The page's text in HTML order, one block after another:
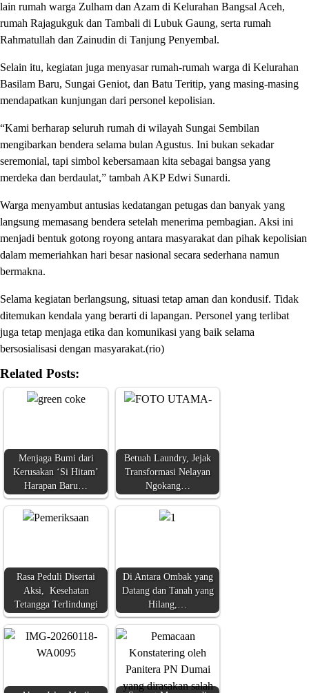
lain rumah warga Zulham dan Azam di Kelurahan Bangsal Aceh,
rumah Rajagukguk dan Tambali di Lubuk Gaung, serta rumah
Rahmatullah dan Zainudin di Tanjung Penyembal.
Selain itu, kegiatan juga menyasar rumah-rumah warga di Kelurahan
Basilam Baru, Sungai Geniot, dan Batu Teritip, yang masing-masing
mendapatkan kunjungan dari personel kepolisian.
“Kami berharap seluruh rumah di wilayah Sungai Sembilan
mengibarkan bendera selama bulan Agustus. Ini bukan sekadar
seremonial, tapi simbol kebersamaan kita sebagai bangsa yang
merdeka dan berdaulat,” tambah AKP Edwi Sunardi.
Warga menyambut antusias kedatangan petugas dan banyak yang
langsung memasang bendera setelah menerima pembagian. Aksi ini
menjadi bentuk gotong royong antara masyarakat dan pihak kepolisian
dalam memeriahkan hari besar nasional secara sederhana namun
bermakna.
Selama kegiatan berlangsung, situasi tetap aman dan kondusif. Tidak
ditemukan kendala yang berarti di lapangan. Personel yang terlibat
juga tetap menjaga etika dan komunikasi yang baik selama
bersosialisasi dengan masyarakat.(rio)
Related Posts:
Menjaga Bumi dari
Kerusakan ‘Si Hitam’
Harapan Baru…
Betuah Laundry, Jejak
Transformasi Nelayan
Ngokang…
Rasa Peduli Disertai
Aksi, Kesehatan
Tetangga Terlindungi
Di Antara Ombak yang
Datang dan Tanah yang
Hilang,…